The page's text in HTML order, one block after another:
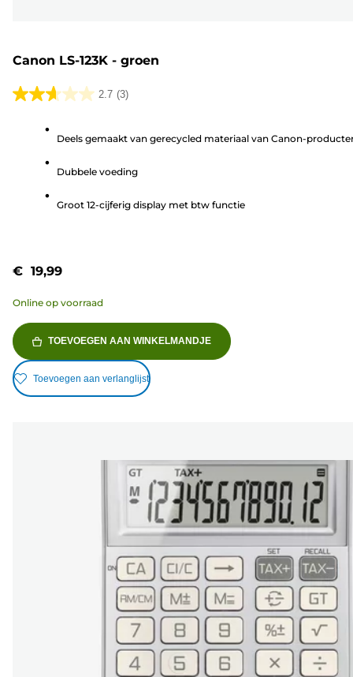
Canon LS-123K - groen
2.7 (3)
2.7
sterren.
beoordelingen
Deels gemaakt van gerecycled materiaal van Canon-
Dubbele voeding
Groot 12-cijferig display met btw functie
€ 19,99
Online op voorraad
TOEVOEGEN AAN WINKELMANDJE
Toevoegen aan verlanglijst